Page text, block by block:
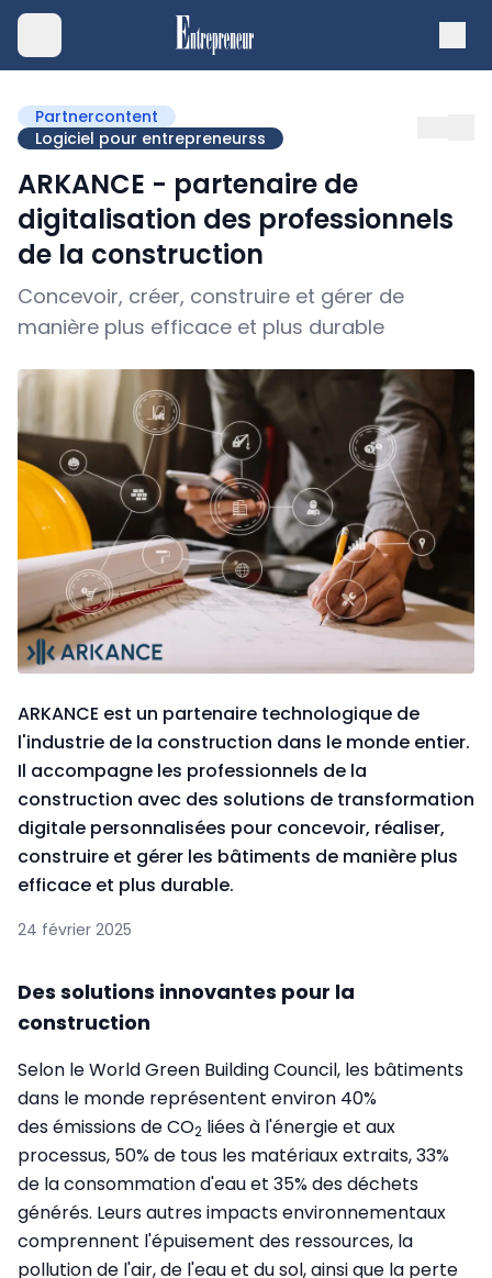
Partnercontent
Logiciel pour entrepreneurss
ARKANCE - partenaire de
digitalisation des professionnels
de la construction
Concevoir, créer, construire et gérer de
manière plus efficace et plus durable
ARKANCE est un partenaire technologique de
l'industrie de la construction dans le monde entier.
Il accompagne les professionnels de la
construction avec des solutions de transformation
digitale personnalisées pour concevoir, réaliser,
construire et gérer les bâtiments de manière plus
efficace et plus durable.
24 février 2025
Des solutions innovantes pour la
construction
Selon le World Green Building Council, les bâtiments
dans le monde représentent environ 40%
des émissions de CO2 liées à l'énergie et aux
processus, 50% de tous les matériaux extraits, 33%
de la consommation d'eau et 35% des déchets
générés. Leurs autres impacts environnementaux
comprennent l'épuisement des ressources, la
pollution de l'air, de l'eau et du sol, ainsi que la perte